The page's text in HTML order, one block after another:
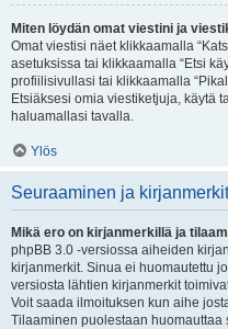
Miten löydän omat viestini ja
Omat viestisi näet klikkaamalla
asetuksissa tai klikkaamalla “Etsi
profiilisivullasi tai klikkaamalla
Etsiäksesi omia viestiketjuja, käytä
haluamallasi tavalla.
Ylös
Seuraaminen ja kirjanmerkit
Mikä ero on kirjanmerkillä ja
phpBB 3.0 -versiossa aiheiden
kirjanmerkit. Sinua ei huomautettu
versiosta lähtien kirjanmerkit
Voit saada ilmoituksen kun aihe
Tilaaminen puolestaan